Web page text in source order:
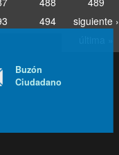
494
siguiente ›
Buzón
Ciudadano